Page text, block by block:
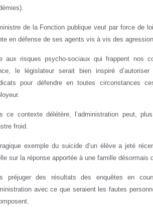
de la Fonction publique veut par force de
en défense de ses agents vis à vis des
aux risques psycho-sociaux qui frappent nos
le législateur serait bien inspiré
pour défendre en toutes circonstances
ce contexte délétère, l’administration peut,
froid.
exemple du suicide d’un élève a jeté
sur la réponse apportée à une famille désormais
préjuger des résultats des enquêtes en
avec ce que seraient les fautes